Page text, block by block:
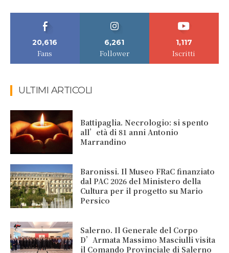
20,616
Fans
6,261
Follower
1,117
Iscritti
ULTIMI ARTICOLI
Battipaglia. Necrologio: si spento
all’età di 81 anni Antonio
Marrandino
Baronissi. Il Museo FRaC finanziato
dal PAC 2026 del Ministero della
Cultura per il progetto su Mario
Persico
Salerno. Il Generale del Corpo
D’Armata Massimo Masciulli visita
il Comando Provinciale di Salerno